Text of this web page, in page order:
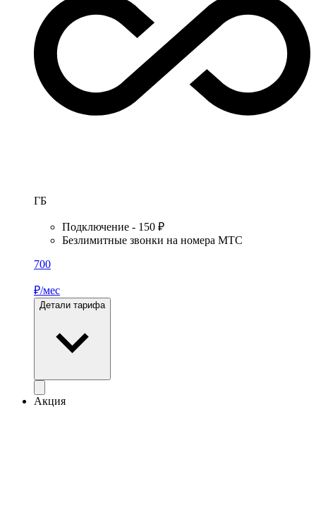
ГБ
Подключение - 150 ₽
Безлимитные звонки на номера МТС
700
₽/мес
Детали тарифа
Акция